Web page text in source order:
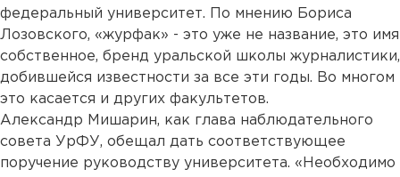
федеральный университет. По мнению Бориса
Лозовского, «журфак» - это уже не название, это имя
собственное, бренд уральской школы журналистики,
добившейся известности за все эти годы. Во многом
это касается и других факультетов.
Александр Мишарин, как глава наблюдательного
совета УрФУ, обещал дать соответствующее
поручение руководству университета. «Необходимо